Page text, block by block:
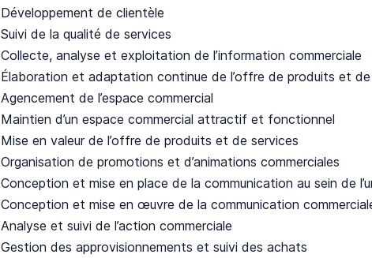
Développement de clientèle
Suivi de la qualité de services
Collecte, analyse et exploitation de l’information commerciale
Élaboration et adaptation continue de l’offre de produits et
Agencement de l’espace commercial
Maintien d’un espace commercial attractif et fonctionnel
Mise en valeur de l’offre de produits et de services
Organisation de promotions et d’animations commerciales
Conception et mise en place de la communication au sein de
Conception et mise en œuvre de la communication
Analyse et suivi de l’action commerciale
Gestion des approvisionnements et suivi des achats